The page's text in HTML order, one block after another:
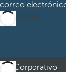
correo
Suscribirme
Corporativo